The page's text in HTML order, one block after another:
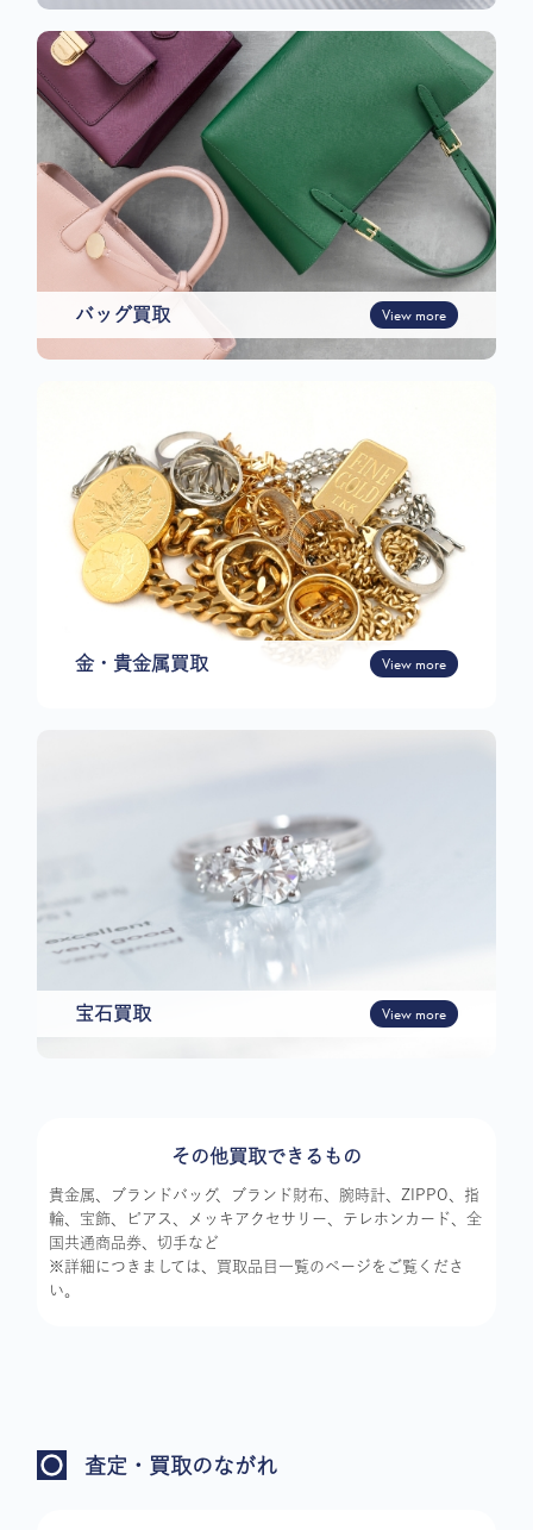
バッグ買取 View more
金・貴金属買取 View more
宝石買取 View more
その他買取できるもの
貴金属、ブランドバッグ、ブランド財布、腕時計、ZIPPO、指
輪、宝飾、ピアス、メッキアクセサリー、テレホンカード、全
国共通商品券、切手など
※詳細につきましては、買取品目一覧のページをご覧くださ
い。
査定・買取のながれ